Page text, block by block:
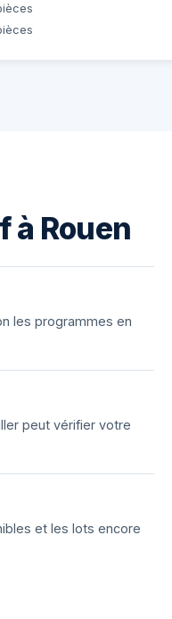
Rouen
les programmes en
peut vérifier votre
et les lots encore